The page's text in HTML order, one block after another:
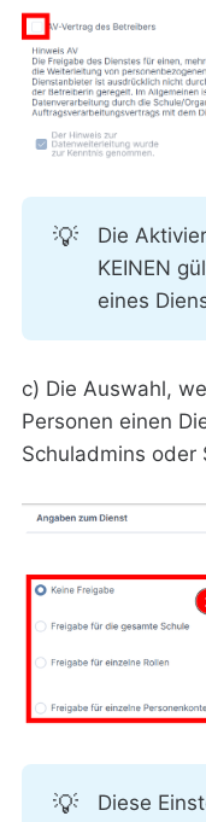
💡
Die
KEINEN
eines
c) Die Auswahl,
Personen einen
Schuladmins oder
💡
Diese